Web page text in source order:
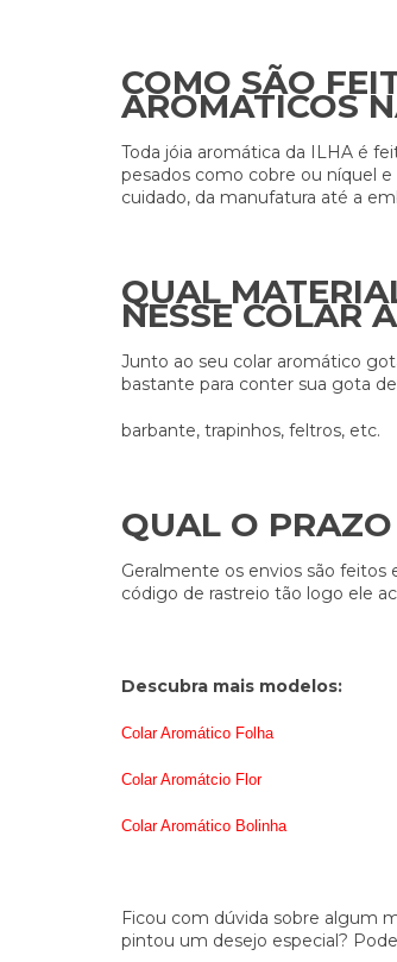
COMO SÃO
AROMATICOS
Toda jóia aromática da ILHA é
pesados como cobre ou níquel
cuidado, da manufatura até a
QUAL
NESSE COLAR
Junto ao seu colar aromático
bastante para conter sua gota
barbante, trapinhos, feltros, etc.
QUAL O
Geralmente os envios são feitos
código de rastreio tão logo ele
Descubra mais modelos:
Colar Aromático Folha
Colar Aromátcio Flor
Colar Aromático Bolinha
Ficou com dúvida sobre algum
pintou um desejo especial?